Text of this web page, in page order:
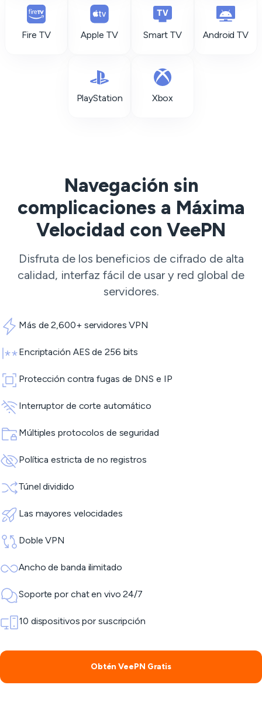
Fire TV Apple TV Smart TV Android TV
PlayStation Xbox
Navegación sin
complicaciones a Máxima
Velocidad con VeePN
Disfruta de los beneficios de cifrado de alta
calidad, interfaz fácil de usar y red global de
servidores.
Más de 2,600+ servidores VPN
Encriptación AES de 256 bits
Protección contra fugas de DNS e IP
Interruptor de corte automático
Múltiples protocolos de seguridad
Política estricta de no registros
Túnel dividido
Las mayores velocidades
Doble VPN
Ancho de banda ilimitado
Soporte por chat en vivo 24/7
10 dispositivos por suscripción
Obtén VeePN Gratis